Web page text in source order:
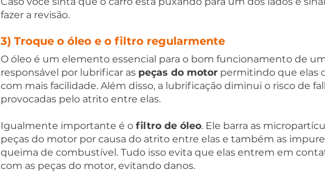
fazer a revisão.
3) Troque o óleo e o filtro regularmente
O óleo é um elemento essencial para o bom funcionamento de
responsável por lubrificar as peças do motor permitindo que elas
com mais facilidade. Além disso, a lubrificação diminui o risco de
provocadas pelo atrito entre elas.
Igualmente importante é o filtro de óleo. Ele barra as
peças do motor por causa do atrito entre elas e também as
queima de combustível. Tudo isso evita que elas entrem em
com as peças do motor, evitando danos.